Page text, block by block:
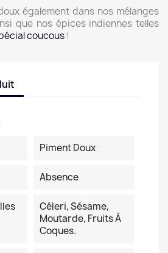
également dans nos mélanges
que nos épices indiennes telles
coucous !
Piment Doux
Absence
Céleri, Sésame,
Moutarde, Fruits À
Coques.